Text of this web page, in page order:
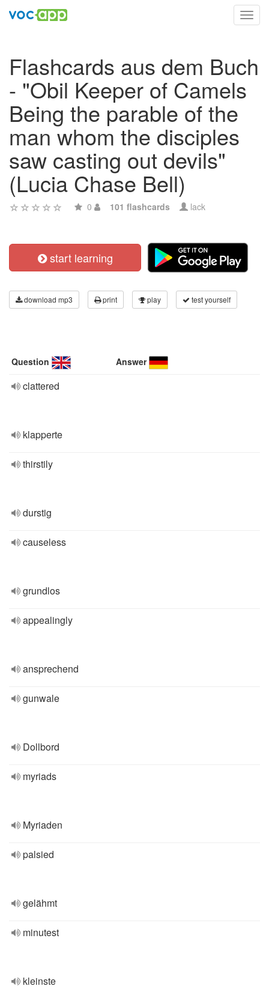
Flashcards aus dem Buch
- "Obil Keeper of Camels
Being the parable of the
man whom the disciples
saw casting out devils"
(Lucia Chase Bell)
0 101 flashcards lack
start learning
download mp3 print play test yourself
Question Answer
clattered
klapperte
thirstily
durstig
causeless
grundlos
appealingly
ansprechend
gunwale
Dollbord
myriads
Myriaden
palsied
gelähmt
minutest
kleinste